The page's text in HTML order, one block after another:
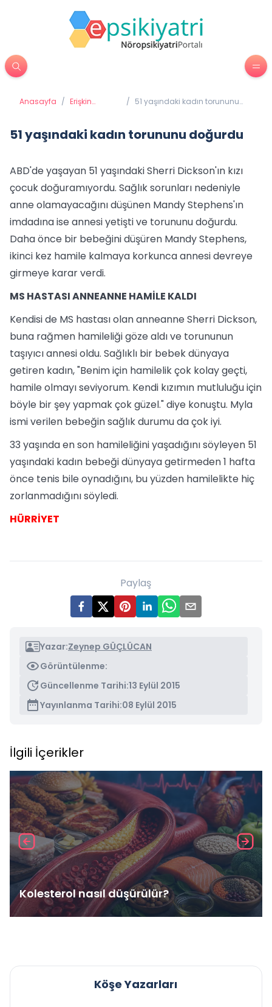
Anasayfa / Erişkin
/ 51 yaşındaki kadın torununu
51 yaşındaki kadın torununu doğurdu
ABD'de yaşayan 51 yaşındaki Sherri Dickson'ın kızı
çocuk doğuramıyordu. Sağlık sorunları nedeniyle
anne olamayacağını düşünen Mandy Stephens'ın
imdadına ise annesi yetişti ve torununu doğurdu.
Daha önce bir bebeğini düşüren Mandy Stephens,
ikinci kez hamile kalmaya korkunca annesi devreye
girmeye karar verdi.
MS HASTASI ANNEANNE HAMİLE KALDI
Kendisi de MS hastası olan anneanne Sherri Dickson,
buna rağmen hamileliği göze aldı ve torununun
taşıyıcı annesi oldu. Sağlıklı bir bebek dünyaya
getiren kadın, "Benim için hamilelik çok kolay geçti,
hamile olmayı seviyorum. Kendi kızımın mutluluğu için
böyle bir şey yapmak çok güzel." diye konuştu. Myla
ismi verilen bebeğin sağlık durumu da çok iyi.
33 yaşında en son hamileliğini yaşadığını söyleyen 51
yaşındaki kadın bebeği dünyaya getirmeden 1 hafta
önce tenis bile oynadığını, bu yüzden hamilelikte hiç
zorlanmadığını söyledi.
HÜRRİYET
Paylaş
Yazar:Zeynep GÜÇLÜCAN
Görüntülenme:
Güncellenme Tarihi:13 Eylül 2015
Yayınlanma Tarihi:08 Eylül 2015
İlgili İçerikler
Kolesterol nasıl düşürülür?
Köşe Yazarları